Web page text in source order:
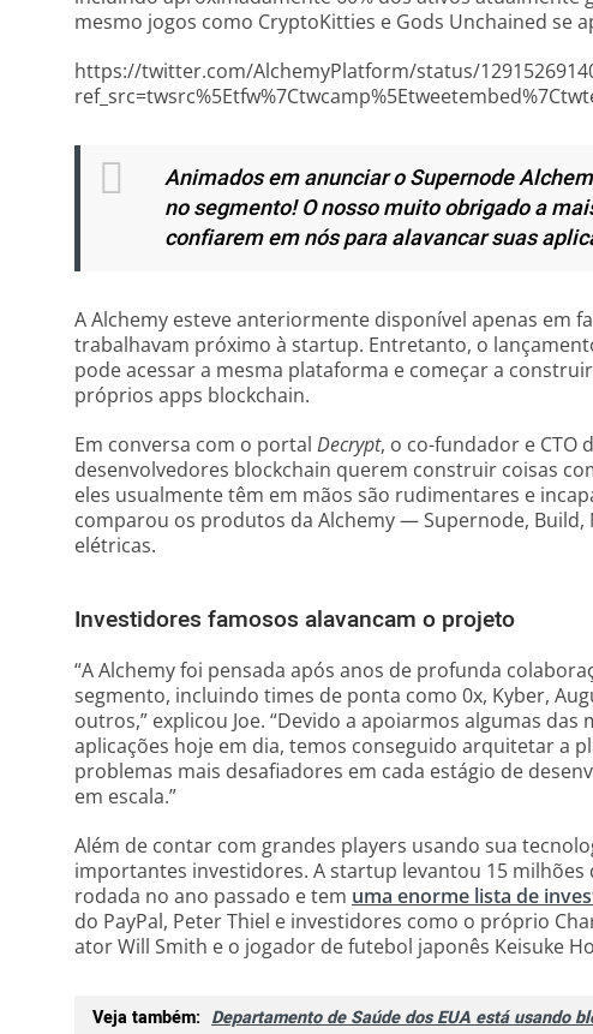
mesmo jogos como CryptoKitties e Gods Unchained se
https://twitter.com/AlchemyPlatform/status/
Animados em anunciar o Supernode
no segmento! O nosso muito obrigado a
confiarem em nós para alavancar suas
A Alchemy esteve anteriormente disponível apenas em
trabalhavam próximo à startup. Entretanto, o
pode acessar a mesma plataforma e começar a
próprios apps blockchain.
Em conversa com o portal Decrypt, o co-fundador e CTO
desenvolvedores blockchain querem construir coisas
eles usualmente têm em mãos são rudimentares e
comparou os produtos da Alchemy — Supernode,
elétricas.
Investidores famosos alavancam o projeto
“A Alchemy foi pensada após anos de profunda
segmento, incluindo times de ponta como 0x, Kyber,
outros,” explicou Joe. “Devido a apoiarmos algumas das
aplicações hoje em dia, temos conseguido arquitetar a
problemas mais desafiadores em cada estágio de
em escala.”
Além de contar com grandes players usando sua
importantes investidores. A startup levantou 15
rodada no ano passado e tem uma enorme lista de
do PayPal, Peter Thiel e investidores como o próprio
ator Will Smith e o jogador de futebol japonês Keisuke
Veja também: Departamento de Saúde dos EUA está usando